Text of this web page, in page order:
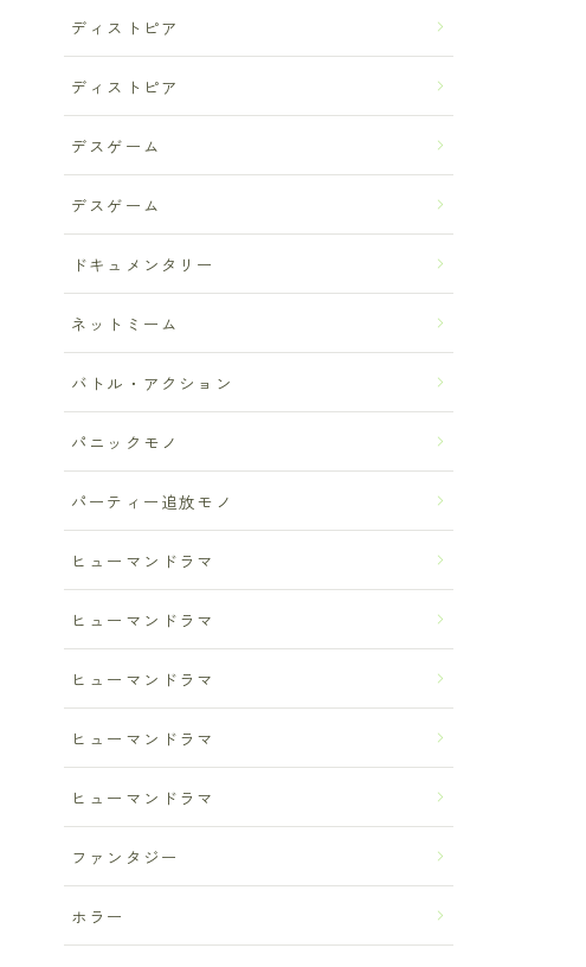
ディストピア
ディストピア
デスゲーム
デスゲーム
ドキュメンタリー
ネットミーム
バトル・アクション
パニックモノ
パーティー追放モノ
ヒューマンドラマ
ヒューマンドラマ
ヒューマンドラマ
ヒューマンドラマ
ヒューマンドラマ
ファンタジー
ホラー